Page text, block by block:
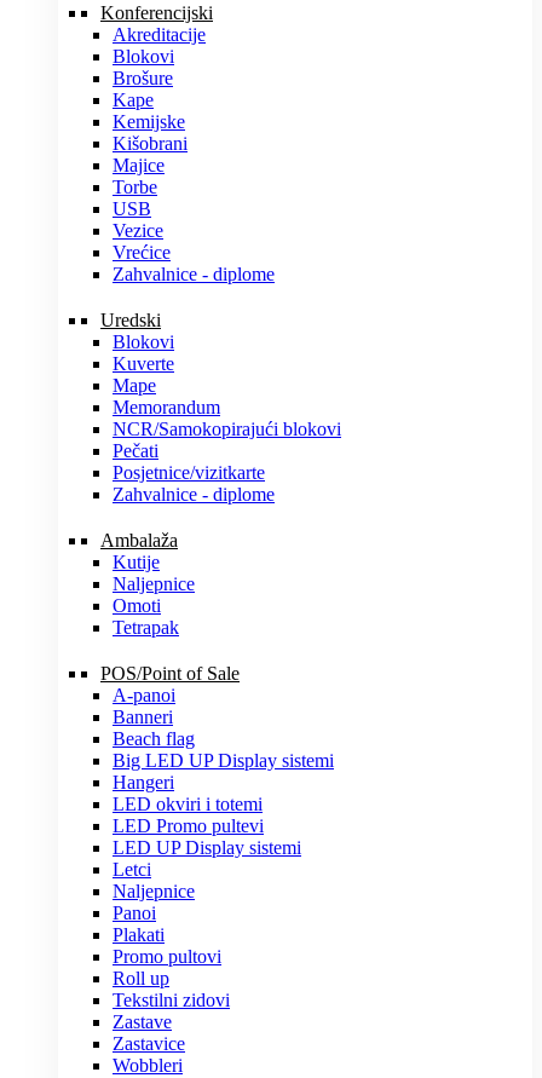
Konferencijski
Akreditacije
Blokovi
Brošure
Kape
Kemijske
Kišobrani
Majice
Torbe
USB
Vezice
Vrećice
Zahvalnice - diplome
Uredski
Blokovi
Kuverte
Mape
Memorandum
NCR/Samokopirajući blokovi
Pečati
Posjetnice/vizitkarte
Zahvalnice - diplome
Ambalaža
Kutije
Naljepnice
Omoti
Tetrapak
POS/Point of Sale
A-panoi
Banneri
Beach flag
Big LED UP Display sistemi
Hangeri
LED okviri i totemi
LED Promo pultevi
LED UP Display sistemi
Letci
Naljepnice
Panoi
Plakati
Promo pultovi
Roll up
Tekstilni zidovi
Zastave
Zastavice
Wobbleri